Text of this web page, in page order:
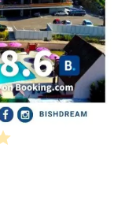
評分：3 分，滿分為 5。